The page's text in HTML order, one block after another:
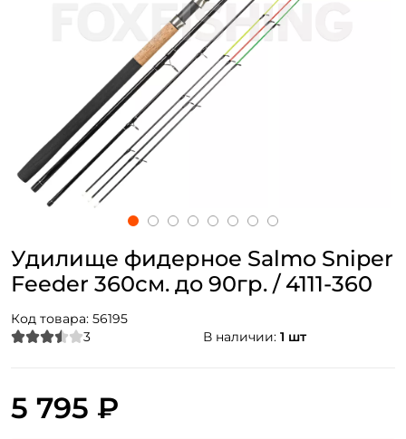
Удилище фидерное Salmo Sniper
Feeder 360см. до 90гр. / 4111-360
Код товара: 56195
3
В наличии: 1 шт
5 795 ₽